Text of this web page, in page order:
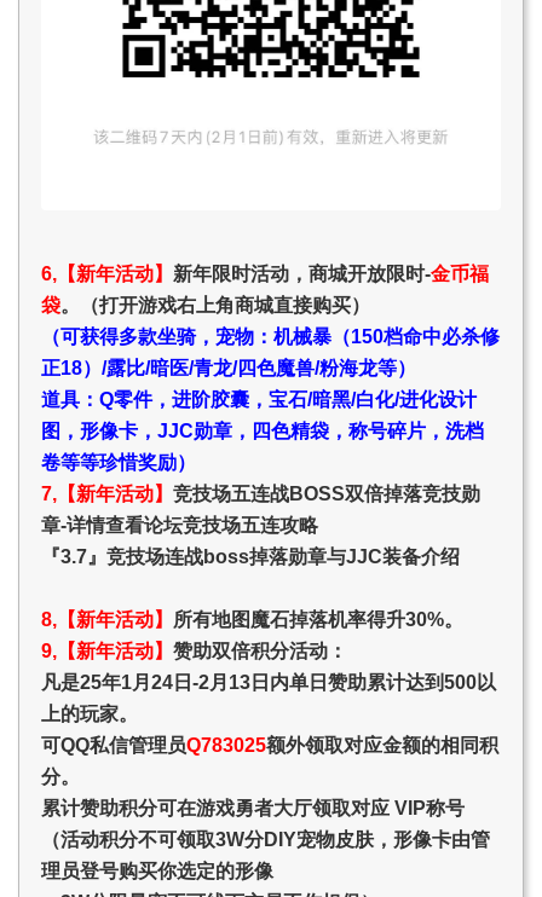
6,【新年活动】 新年限时活动，商城开放限时-金币福
袋。（打开游戏右上角商城直接购买）
（可获得多款坐骑，宠物：机械暴（150档命中必杀修
正18）/露比/暗医/青龙/四色魔兽/粉海龙等）
道具：Q零件，进阶胶囊，宝石/暗黑/白化/进化设计
图，形像卡，JJC勋章，四色精袋，称号碎片，洗档
卷等等珍惜奖励）
7,【新年活动】 竞技场五连战BOSS双倍掉落竞技勋
章-详情查看论坛竞技场五连攻略
『3.7』竞技场连战boss掉落勋章与JJC装备介绍
8,【新年活动】
所有地图魔石掉落机率得升30%。
9,【新年活动】 赞助双倍积分活动：
凡是25年1月24日-2月13日内单日赞助累计达到500以
上的玩家。
可QQ私信管理员Q783025额外领取对应金额的相同积
分。
累计赞助积分可在游戏勇者大厅领取对应 VIP称号
（活动积分不可领取3W分DIY宠物皮肤，形像卡由管
理员登号购买你选定的形像